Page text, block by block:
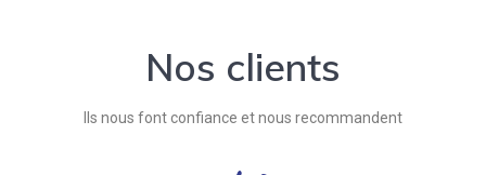
Nos clients
Ils nous font confiance et nous recommandent